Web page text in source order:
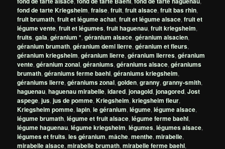
fond de tarte Kriegsheim,fraise,fruit,fruit alsace,fruit bas rhin,
fruit brumath,fruit et légume achat,fruit et légume alsace,fruit et
légume vente,fruit et légumes,fruit haguenau,fruit kriegsheim,
fruits,gala,géranium *,géranium alsace,géranium alsacien,
géranium brumath,géranium demi lierre,géranium et fleurs,
géranium kriegsheim,géranium lierre,géranium lierres,géranium
vente,géranium zonal,géraniums,géraniums alsace,géraniums
brumath,géraniums ferme baehl,géraniums kriegsheim,
géraniums lierre,géraniums zonal,golden,granny,granny-smith,
haguenau,haguenau mirabelle,idared,jonagold,jonagored,Jost
aspege,jus,jus de pomme,Kriegsheim,kriegsheim fleur,
Kriegsheim pomme,lapin,le géranium,légume,légume alsace,
légume brumath,légume et fruit alsace,légume ferme baehl,
légume haguenau,légume kriegsheim,légumes,légumes alsace,
légumes et fruits,les géranium,mâche,menthe,mirabelle,
mirabelle alsace,mirabelle brumath,mirabelle ferme baehl,